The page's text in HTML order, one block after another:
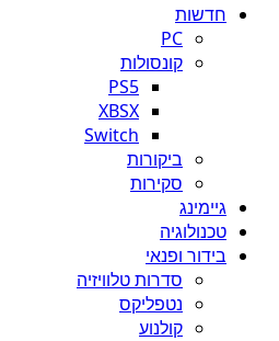
חדשות
PC
קונסולות
PS5
XBSX
Switch
ביקורות
סקירות
גיימינג
טכנולוגיה
בידור ופנאי
סדרות טלוויזיה
נטפליקס
קולנוע